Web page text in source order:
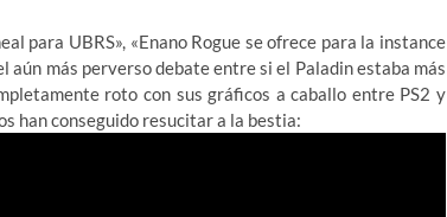
para UBRS», «Enano Rogue se ofrece para la instance
aún más perverso debate entre si el Paladin estaba más
roto con sus gráficos a caballo entre PS2 y
han conseguido resucitar a la bestia: